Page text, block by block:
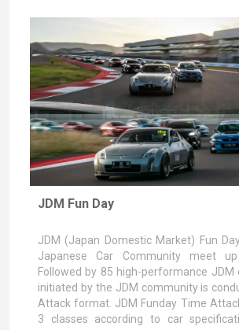
JDM Fun Day
JDM (Japan Domestic Market) Fun
Japanese Car Community meet
Followed by 85 high-performance JDM
initiated by the JDM community is
Attack format. JDM Funday Time
3 classes according to car